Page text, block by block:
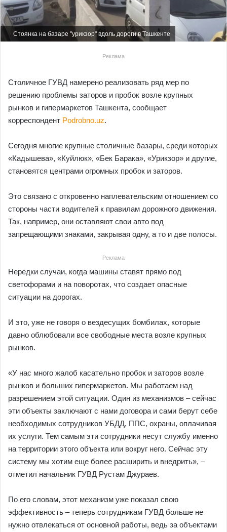
Стоянка на базаре "урикзор" вдоль дороги в Ташкенте
Реклама
Столичное ГУВД намерено реализовать ряд мер по
решению проблемы заторов и пробок возле крупных
рынков и гипермаркетов Ташкента, сообщает
корреспондент Podrobno.uz.
Сегодня многие крупные столичные базары, среди которых
«Кадышева», «Куйлюк», «Бек Барака», «Урикзор» и другие,
становятся центрами огромных пробок и заторов.
Это связано с откровенно наплевательским отношением со
стороны части водителей к правилам дорожного движения.
Так, например, они оставляют свои авто под
запрещающими знаками, закрывая одну, а то и две полосы.
Реклама
Нередки случаи, когда машины ставят прямо под
светофорами и на поворотах, что создает опасные
ситуации на дорогах.
И это, уже не говоря о вездесущих бомбилах, которые
давно облюбовали все свободные места возле крупных
рынков.
«У нас много жалоб касательно пробок и заторов возле
рынков и больших гипермаркетов. Мы работаем над
разрешением этой ситуации. Один из механизмов – сейчас
эти объекты заключают с нами договора и сами берут себе
необходимых сотрудников УБДД, ППС, охраны, оплачивая
их услуги. Тем самым эти сотрудники несут службу именно
на территории этого объекта или вокруг него. Сейчас эту
систему мы хотим еще более расширить и внедрить», –
отметил начальник ГУВД Рустам Джураев.
По его словам, этот механизм уже показал свою
эффективность – теперь сотрудникам ГУВД больше не
нужно отвлекаться от основной работы, ведь за объектами